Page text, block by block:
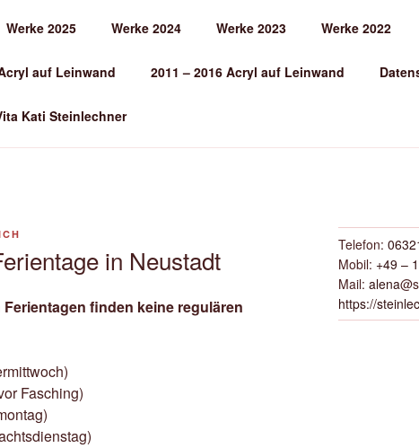
Werke 2025 Werke 2024 Werke 2023 Werke 2022
auf Leinwand 2011 – 2016 Acryl auf Leinwand
Kati Steinlechner
in Neustadt
finden keine regulären
Fasching)
Telefon:
Mobil: +49 –
Mail: alena
https://